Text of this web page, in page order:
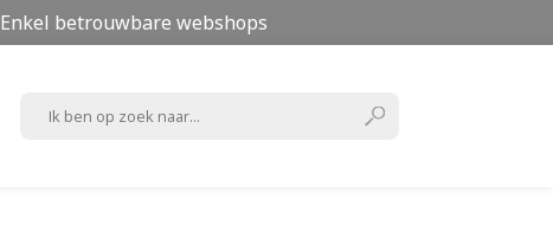
Enkel betrouwbare webshops